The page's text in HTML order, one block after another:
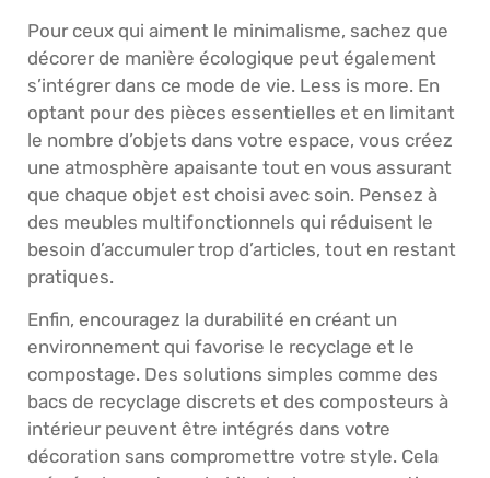
Pour ceux qui aiment le minimalisme, sachez que
décorer de manière écologique peut également
s’intégrer dans ce mode de vie. Less is more. En
optant pour des pièces essentielles et en limitant
le nombre d’objets dans votre espace, vous créez
une atmosphère apaisante tout en vous assurant
que chaque objet est choisi avec soin. Pensez à
des meubles multifonctionnels qui réduisent le
besoin d’accumuler trop d’articles, tout en restant
pratiques.
Enfin, encouragez la durabilité en créant un
environnement qui favorise le recyclage et le
compostage. Des solutions simples comme des
bacs de recyclage discrets et des composteurs à
intérieur peuvent être intégrés dans votre
décoration sans compromettre votre style. Cela